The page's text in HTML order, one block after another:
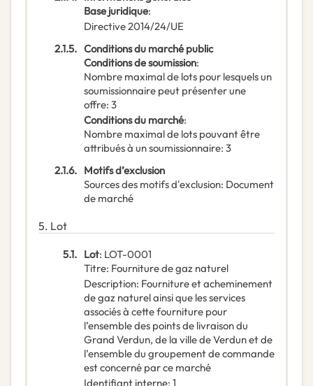
Base juridique:
Directive 2014/24/UE
2.1.5. Conditions du marché public
Conditions de soumission:
Nombre maximal de lots pour lesquels un
soumissionnaire peut présenter une
offre: 3
Conditions du marché:
Nombre maximal de lots pouvant être
attribués à un soumissionnaire: 3
2.1.6. Motifs d’exclusion
Sources des motifs d'exclusion: Document
de marché
5. Lot
5.1. Lot: LOT-0001
Titre: Fourniture de gaz naturel
Description: Fourniture et acheminement
de gaz naturel ainsi que les services
associés à cette fourniture pour
l’ensemble des points de livraison du
Grand Verdun, de la ville de Verdun et de
l’ensemble du groupement de commande
est concerné par ce marché
Identifiant interne: 1